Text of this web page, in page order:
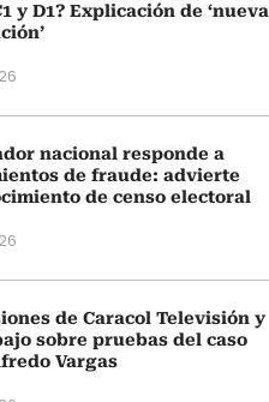
y D1? Explicación de ‘nueva
nacional responde a
de fraude: advierte
de censo electoral
de Caracol Televisión y
sobre pruebas del caso
Vargas